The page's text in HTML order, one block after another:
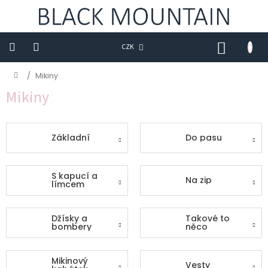
CZK
KOŠÍK
Novinky
Trička
Sukně
Mikiny
Kabáty
Domů
/ Mikiny
Mikiny
Základní Do pasu
S kapucí a
límcem Na zip
Džísky a
bombery
Takové to
něco
Mikinový Vesty